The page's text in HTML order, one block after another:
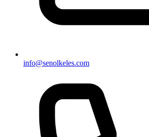
info@senolkeles.com